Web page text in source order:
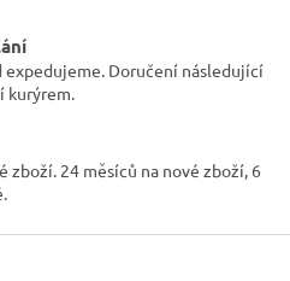
k
y
v
i
s
expedujeme. Doručení následující
kurýrem.
zboží. 24 měsíců na nové zboží, 6